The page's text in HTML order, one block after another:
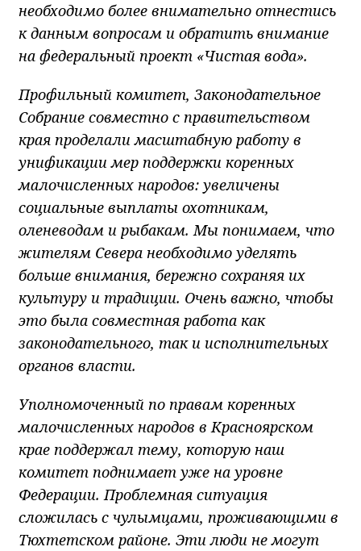
необходимо более внимательно отнестись
к данным вопросам и обратить внимание
на федеральный проект «Чистая вода».
Профильный комитет, Законодательное
Собрание совместно с правительством
края проделали масштабную работу в
унификации мер поддержки коренных
малочисленных народов: увеличены
социальные выплаты охотникам,
оленеводам и рыбакам. Мы понимаем, что
жителям Севера необходимо уделять
больше внимания, бережно сохраняя их
культуру и традиции. Очень важно, чтобы
это была совместная работа как
законодательного, так и исполнительных
органов власти.
Уполномоченный по правам коренных
малочисленных народов в Красноярском
крае поддержал тему, которую наш
комитет поднимает уже на уровне
Федерации. Проблемная ситуация
сложилась с чулымцами, проживающими в
Тюхтетском районе. Эти люди не могут